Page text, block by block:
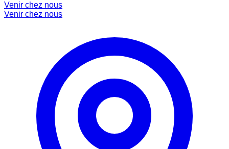
Venir chez nous
Venir chez nous